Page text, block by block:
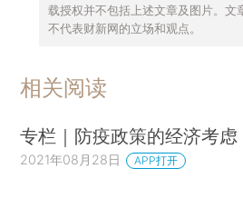
载授权并不包括上述文章及图片。文
不代表财新网的立场和观点。
相关阅读
专栏｜防疫政策的经济考虑
2021年08月28日 APP打开